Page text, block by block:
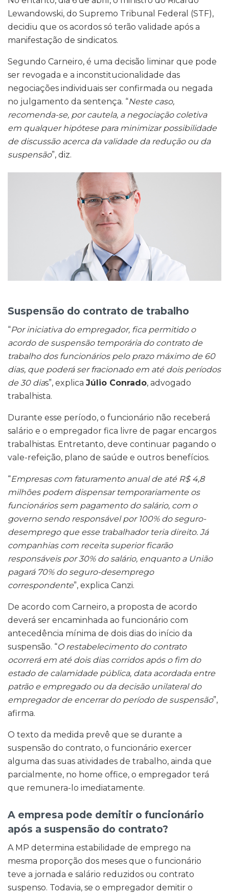
Lewandowski, do Supremo Tribunal Federal (STF),
decidiu que os acordos só terão validade após a
manifestação de sindicatos.
Segundo Carneiro, é uma decisão liminar que pode
ser revogada e a inconstitucionalidade das
negociações individuais ser confirmada ou negada
no julgamento da sentença. “Neste caso,
recomenda-se, por cautela, a negociação coletiva
em qualquer hipótese para minimizar possibilidade
de discussão acerca da validade da redução ou da
suspensão”, diz.
Suspensão do contrato de trabalho
“Por iniciativa do empregador, fica permitido o
acordo de suspensão temporária do contrato de
trabalho dos funcionários pelo prazo máximo de 60
dias, que poderá ser fracionado em até dois períodos
de 30 dias”, explica Júlio Conrado, advogado
trabalhista.
Durante esse período, o funcionário não receberá
salário e o empregador fica livre de pagar encargos
trabalhistas. Entretanto, deve continuar pagando o
vale-refeição, plano de saúde e outros benefícios.
“Empresas com faturamento anual de até R$ 4,8
milhões podem dispensar temporariamente os
funcionários sem pagamento do salário, com o
governo sendo responsável por 100% do seguro-
desemprego que esse trabalhador teria direito. Já
companhias com receita superior ficarão
responsáveis por 30% do salário, enquanto a União
pagará 70% do seguro-desemprego
correspondente”, explica Canzi.
De acordo com Carneiro, a proposta de acordo
deverá ser encaminhada ao funcionário com
antecedência mínima de dois dias do início da
suspensão. “O restabelecimento do contrato
ocorrerá em até dois dias corridos após o fim do
estado de calamidade pública, data acordada entre
patrão e empregado ou da decisão unilateral do
empregador de encerrar do período de suspensão”,
afirma.
O texto da medida prevê que se durante a
suspensão do contrato, o funcionário exercer
alguma das suas atividades de trabalho, ainda que
parcialmente, no home office, o empregador terá
que remunera-lo imediatamente.
A empresa pode demitir o funcionário
após a suspensão do contrato?
A MP determina estabilidade de emprego na
mesma proporção dos meses que o funcionário
teve a jornada e salário reduzidos ou contrato
suspenso. Todavia, se o empregador demitir o